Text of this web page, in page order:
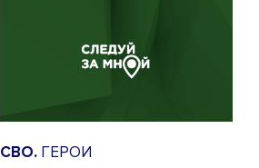
СВО. ГЕРОИ